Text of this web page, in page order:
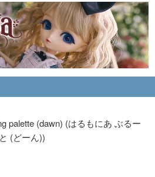
palette (dawn) (はるもにあ ぶるー
(どーん))